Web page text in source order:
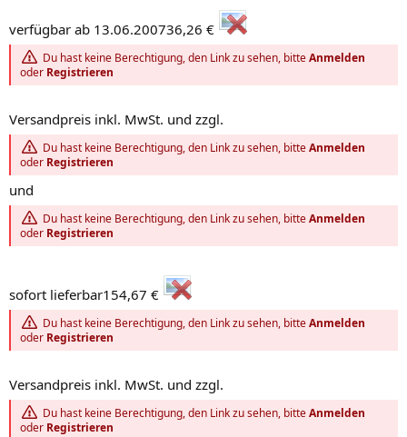
verfügbar ab 13.06.200736,26 €
Du hast keine Berechtigung, den Link zu sehen, bitteAnmelden
oder Registrieren
Versandpreis inkl. MwSt. und zzgl.
Du hast keine Berechtigung, den Link zu sehen, bitteAnmelden
oder Registrieren
und
Du hast keine Berechtigung, den Link zu sehen, bitteAnmelden
oder Registrieren
sofort lieferbar154,67 €
Du hast keine Berechtigung, den Link zu sehen, bitteAnmelden
oder Registrieren
Versandpreis inkl. MwSt. und zzgl.
Du hast keine Berechtigung, den Link zu sehen, bitteAnmelden
oder Registrieren